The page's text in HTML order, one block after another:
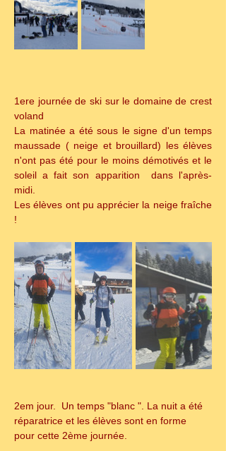
1ere journée de ski sur le domaine de crest
voland
La matinée a été sous le signe d'un temps
maussade ( neige et brouillard) les élèves
n'ont pas été pour le moins démotivés et le
soleil a fait son apparition  dans l'après-
midi.
Les élèves ont pu apprécier la neige fraîche
!
2em jour.  Un temps "blanc ". La nuit a été
réparatrice et les élèves sont en forme
pour cette 2ème journée.